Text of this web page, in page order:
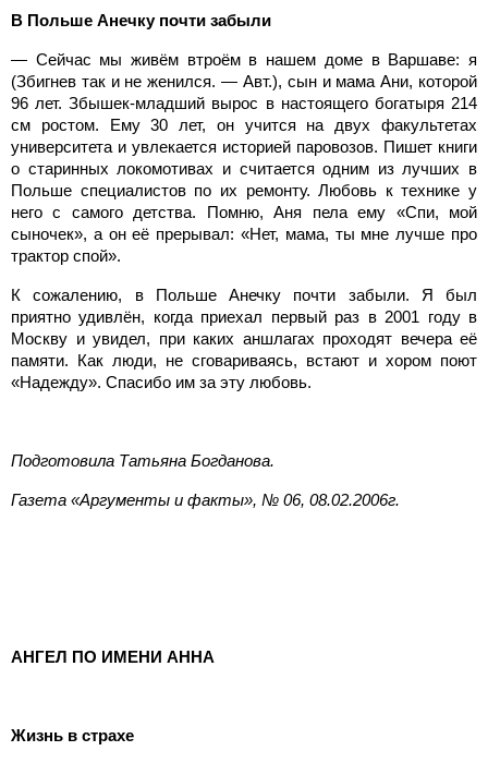
В Польше Анечку почти забыли
— Сейчас мы живём втроём в нашем доме в Варшаве: я
(Збигнев так и не женился. — Авт.), сын и мама Ани, которой
96 лет. Збышек-младший вырос в настоящего богатыря 214
см ростом. Ему 30 лет, он учится на двух факультетах
университета и увлекается историей паровозов. Пишет книги
о старинных локомотивах и считается одним из лучших в
Польше специалистов по их ремонту. Любовь к технике у
него с самого детства. Помню, Аня пела ему «Спи, мой
сыночек», а он её прерывал: «Нет, мама, ты мне лучше про
трактор спой».
К сожалению, в Польше Анечку почти забыли. Я был
приятно удивлён, когда приехал первый раз в 2001 году в
Москву и увидел, при каких аншлагах проходят вечера её
памяти. Как люди, не сговариваясь, встают и хором поют
«Надежду». Спасибо им за эту любовь.
Подготовила Татьяна Богданова.
Газета «Аргументы и факты», № 06, 08.02.2006г.
АНГЕЛ ПО ИМЕНИ АННА
Жизнь в страхе